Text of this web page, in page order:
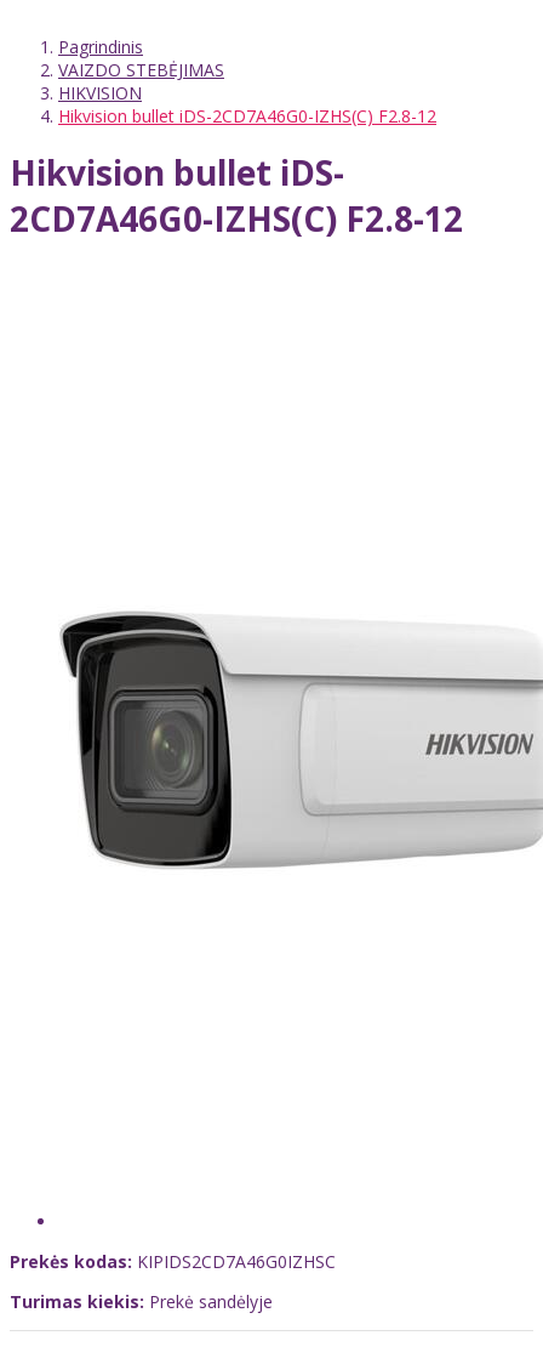
Pagrindinis
VAIZDO STEBĖJIMAS
HIKVISION
Hikvision bullet iDS-2CD7A46G0-IZHS(C) F2.8-12
Hikvision bullet iDS-
2CD7A46G0-IZHS(C) F2.8-12
Prekės kodas: KIPIDS2CD7A46G0IZHSC
Turimas kiekis: Prekė sandėlyje